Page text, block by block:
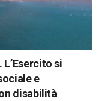
si
e
disabilità